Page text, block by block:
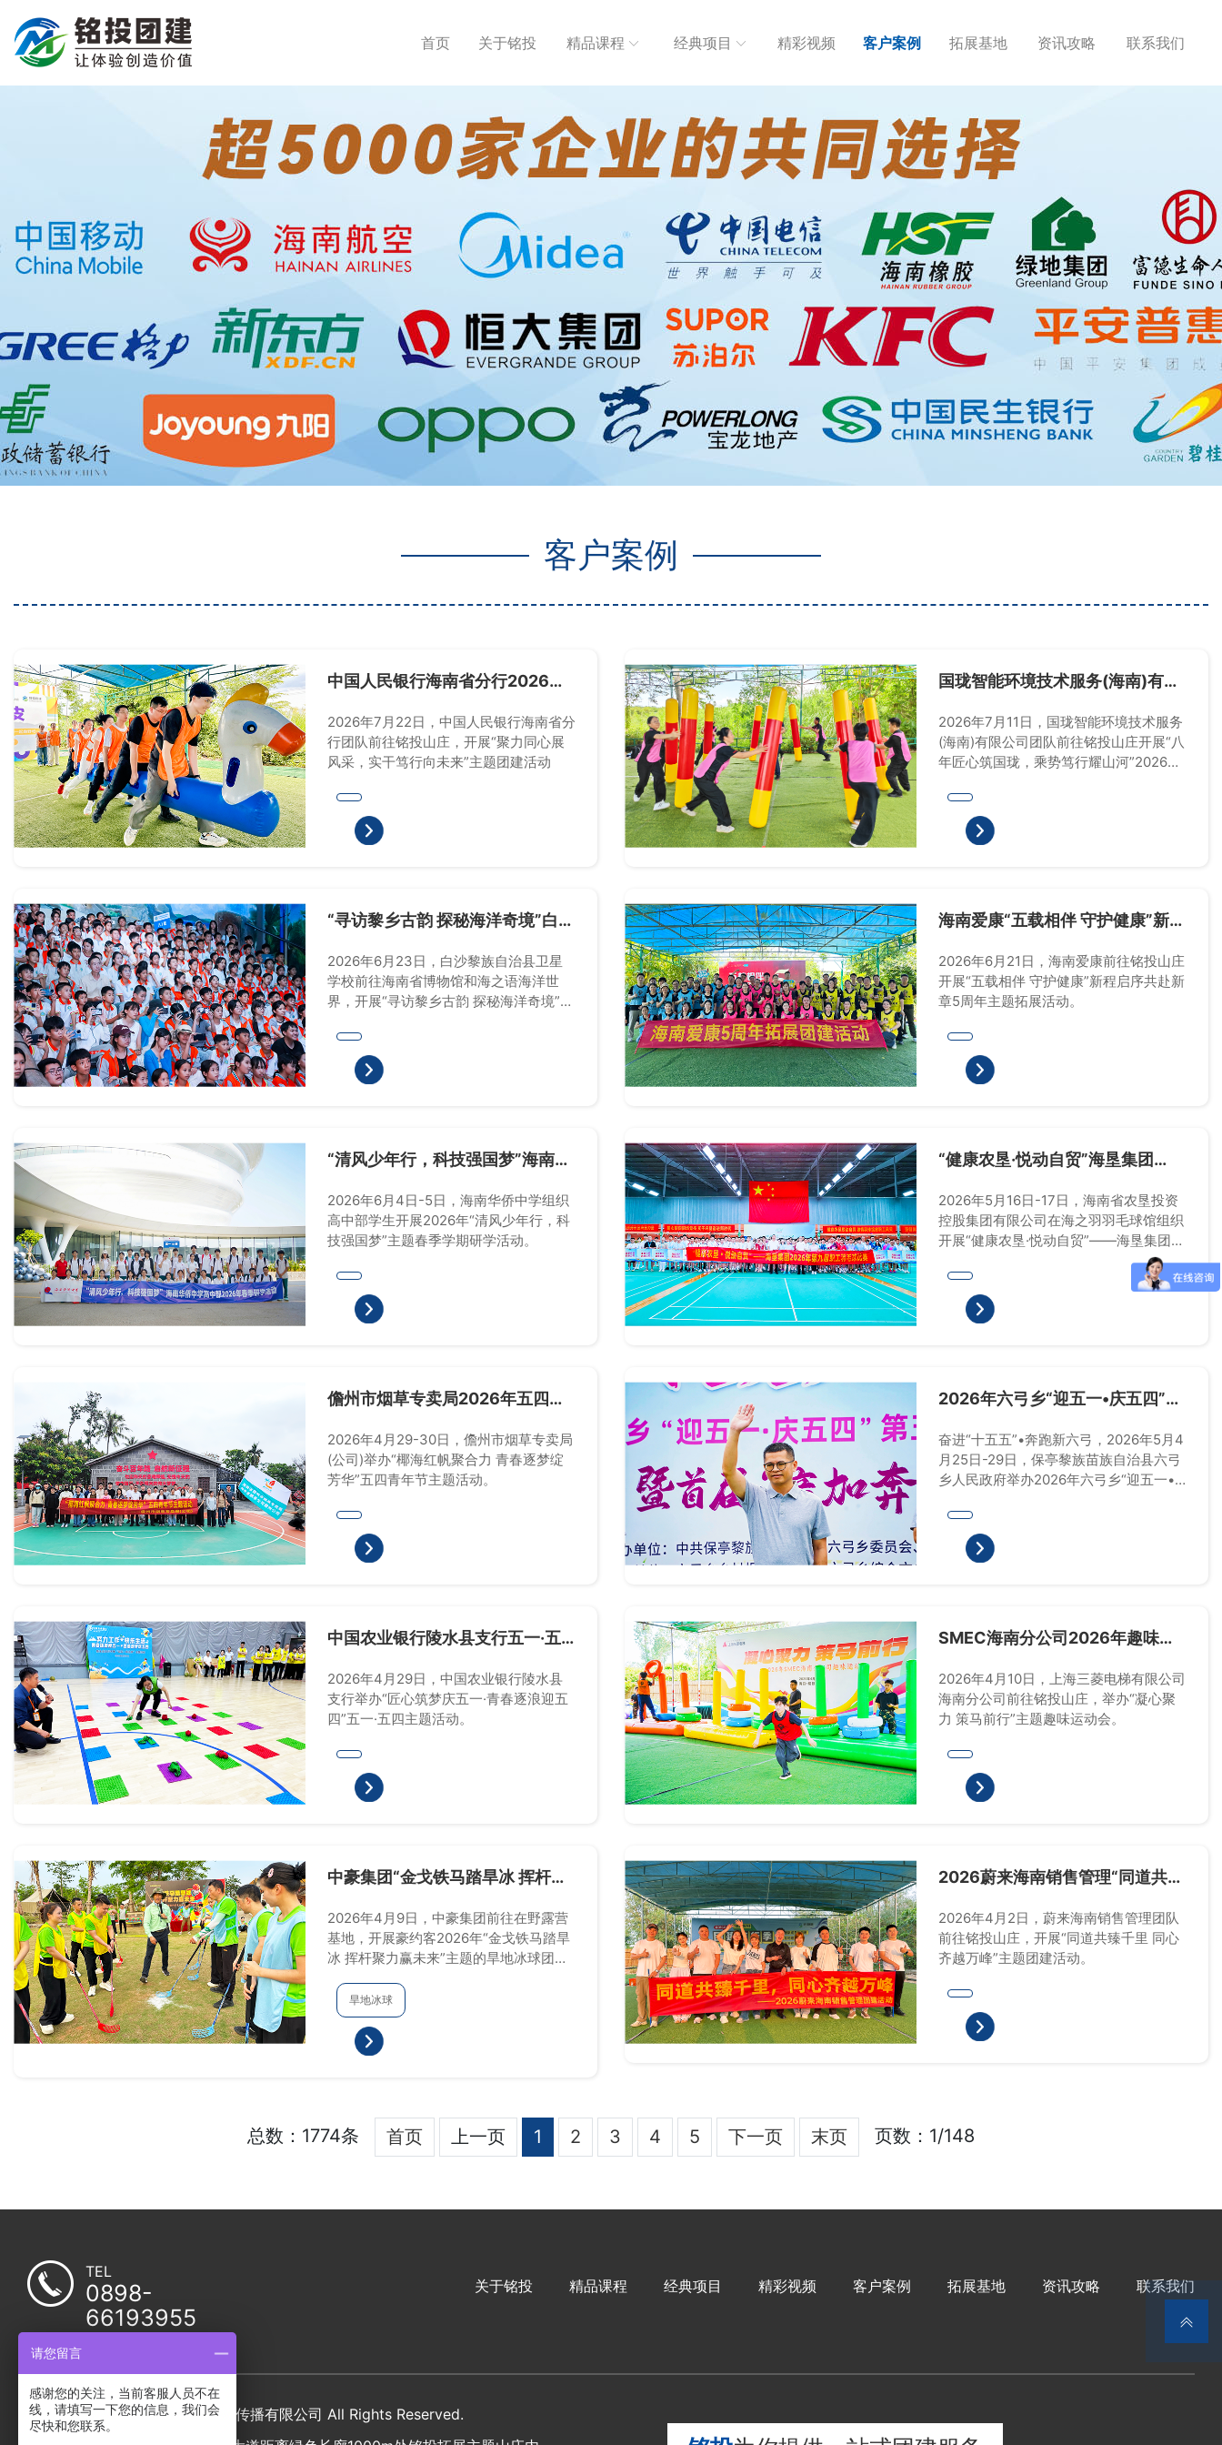
首页 关于铭投 精品课程 经典项目 精彩视频 客户案例 拓展基地 资讯攻略 联系我们
客户案例
中国人民银行海南省分行2026职
2026年7月22日，中国人民银行海南省分
行团队前往铭投山庄，开展“聚力同心展
风采，实干笃行向未来”主题团建活动
国珑智能环境技术服务(海南)有限
活动
2026年7月11日，国珑智能环境技术服务
(海南)有限公司团队前往铭投山庄开展“八
年匠心筑国珑，乘势笃行耀山河”2026年
“寻访黎乡古韵 探秘海洋奇境”白沙
研学旅行
2026年6月23日，白沙黎族自治县卫星
学校前往海南省博物馆和海之语海洋世
界，开展“寻访黎乡古韵 探秘海洋奇境”主
海南爱康“五载相伴 守护健康”新程
2026年6月21日，海南爱康前往铭投山庄
开展“五载相伴 守护健康”新程启序共赴新
章5周年主题拓展活动。
“清风少年行，科技强国梦”海南华
学活动
2026年6月4日-5日，海南华侨中学组织
高中部学生开展2026年“清风少年行，科
技强国梦”主题春季学期研学活动。
“健康农垦·悦动自贸”海垦集团
2026年5月16日-17日，海南省农垦投资
控股集团有限公司在海之羽羽毛球馆组织
开展“健康农垦·悦动自贸”——海垦集团
2026年第九届职工羽毛球比赛。
儋州市烟草专卖局2026年五四青
2026年4月29-30日，儋州市烟草专卖局
(公司)举办“椰海红帆聚合力 青春逐梦绽
芳华”五四青年节主题活动。
2026年六弓乡“迎五一•庆五四”第
奋进“十五五”•奔跑新六弓，2026年5月4
月25日-29日，保亭黎族苗族自治县六弓
乡人民政府举办2026年六弓乡“迎五一•
暨首届“亲加奔•村运会”
中国农业银行陵水县支行五一·五
2026年4月29日，中国农业银行陵水县
支行举办“匠心筑梦庆五一·青春逐浪迎五
四”五一·五四主题活动。
SMEC海南分公司2026年趣味运
2026年4月10日，上海三菱电梯有限公司
海南分公司前往铭投山庄，举办“凝心聚
力 策马前行”主题趣味运动会。
中豪集团“金戈铁马踏旱冰 挥杆聚
主题团建活动
2026年4月9日，中豪集团前往在野露营
基地，开展豪约客2026年“金戈铁马踏旱
冰 挥杆聚力赢未来”主题的旱地冰球团建
旱地冰球
2026蔚来海南销售管理“同道共臻
2026年4月2日，蔚来海南销售管理团队
前往铭投山庄，开展“同道共臻千里 同心
齐越万峰”主题团建活动。
总数：1774条 首页 上一页 1 2 3 4 5 下一页 末页 页数：1/148
TEL
0898-
66193955
18689950712
关于铭投 精品课程 经典项目 精彩视频 客户案例 拓展基地 资讯攻略 联系我们
Copyright © 海南铭投体育文化传播有限公司 All Rights Reserved.
请您留言
感谢您的关注，当前客服人员不在
线，请填写一下您的信息，我们会
尽快和您联系。